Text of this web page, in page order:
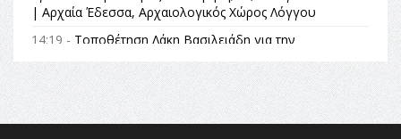
| Αρχαία Έδεσσα, Αρχαιολογικός Χώρος Λόγγου
14:19 - Τοποθέτηση Λάκη Βασιλειάδη για την
θεσμικές διαδικασίες υπάρχει μόνο η ευθύνη απέναντι
στις επόμενες γενιές»
16:35 -Το πρόγραμμα του ΠΑΟΚ στον δεύτερο γύρο του